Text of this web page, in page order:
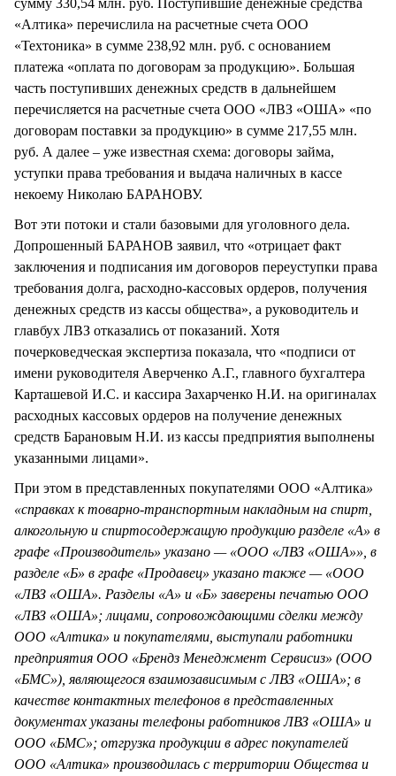
«Алтика» перечислила на расчетные счета ООО
«Техтоника» в сумме 238,92 млн. руб. с основанием
платежа «оплата по договорам за продукцию». Большая
часть поступивших денежных средств в дальнейшем
перечисляется на расчетные счета ООО «ЛВЗ «ОША» «по
договорам поставки за продукцию» в сумме 217,55 млн.
руб. А далее – уже известная схема: договоры займа,
уступки права требования и выдача наличных в кассе
некоему Николаю БАРАНОВУ.
Вот эти потоки и стали базовыми для уголовного дела.
Допрошенный БАРАНОВ заявил, что «отрицает факт
заключения и подписания им договоров переуступки права
требования долга, расходно-кассовых ордеров, получения
денежных средств из кассы общества», а руководитель и
главбух ЛВЗ отказались от показаний. Хотя
почерковедческая экспертиза показала, что «подписи от
имени руководителя Аверченко А.Г., главного бухгалтера
Карташевой И.С. и кассира Захарченко Н.И. на оригиналах
расходных кассовых ордеров на получение денежных
средств Барановым Н.И. из кассы предприятия выполнены
указанными лицами».
При этом в представленных покупателями ООО «Алтика»
«справках к товарно-транспортным накладным на спирт,
алкогольную и спиртосодержащую продукцию разделе «А» в
графе «Производитель» указано — «ООО «ЛВЗ «ОША»», в
разделе «Б» в графе «Продавец» указано также — «ООО
«ЛВЗ «ОША». Разделы «А» и «Б» заверены печатью ООО
«ЛВЗ «ОША»; лицами, сопровождающими сделки между
ООО «Алтика» и покупателями, выступали работники
предприятия ООО «Брендз Менеджмент Сервисиз» (ООО
«БМС»), являющегося взаимозависимым с ЛВЗ «ОША»; в
качестве контактных телефонов в представленных
документах указаны телефоны работников ЛВЗ «ОША» и
ООО «БМС»; отгрузка продукции в адрес покупателей
ООО «Алтика» производилась с территории Общества и